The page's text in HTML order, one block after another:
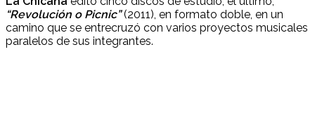
“Revolución o Picnic”(2011), en formato doble, en un
camino que se entrecruzó con varios proyectos musicales
paralelos de sus integrantes.